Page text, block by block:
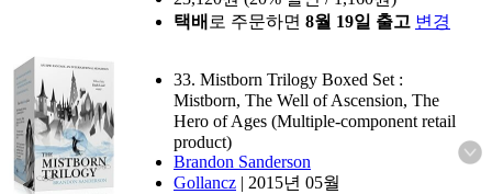
택배 로 주문하면 8월 19일 출고 변경
33. Mistborn Trilogy Boxed Set :
Mistborn, The Well of Ascension, The
Hero of Ages (Multiple-component retail
product)
Brandon Sanderson
Gollancz | 2015년 05월